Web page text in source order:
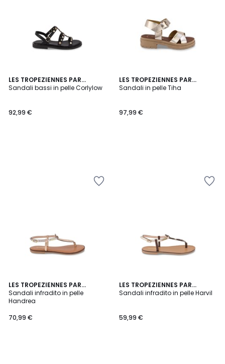
LES TROPEZIENNES PAR
M.BELARBI
Sandali bassi in pelle Corlylow
92,99 €
LES TROPEZIENNES PAR
M.BELARBI
Sandali in pelle Tiha
97,99 €
LES TROPEZIENNES PAR
M.BELARBI
Sandali infradito in pelle
Handrea
70,99 €
LES TROPEZIENNES PAR
M.BELARBI
Sandali infradito in pelle Harvil
59,99 €